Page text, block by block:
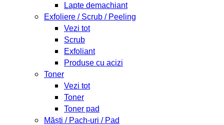
Lapte demachiant
Exfoliere / Scrub / Peeling
Vezi tot
Scrub
Exfoliant
Produse cu acizi
Toner
Vezi tot
Toner
Toner pad
Măști / Pach-uri / Pad